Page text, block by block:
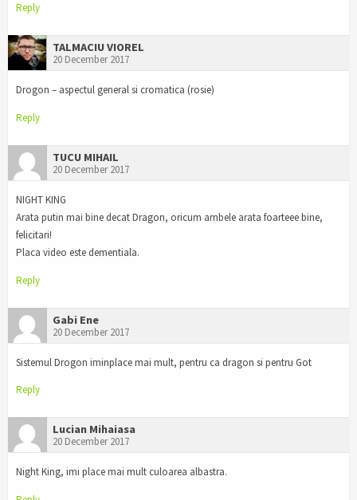
Reply
TALMACIU VIOREL
20 December 2017
Drogon – aspectul general si cromatica (rosie)
Reply
TUCU MIHAIL
20 December 2017
NIGHT KING
Arata putin mai bine decat Dragon, oricum ambele arata foarteee bine,
felicitari!
Placa video este dementiala.
Reply
Gabi Ene
20 December 2017
Sistemul Drogon iminplace mai mult, pentru ca dragon si pentru Got
Reply
Lucian Mihaiasa
20 December 2017
Night King, imi place mai mult culoarea albastra.